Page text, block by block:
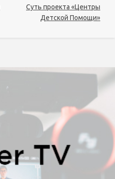
Суть проекта «Центры
Детской Помощи»